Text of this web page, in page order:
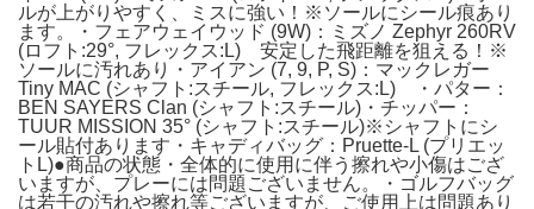
ルが上がりやすく、ミスに強い！※ソールにシール痕あり
ます。・フェアウェイウッド (9W)：ミズノ Zephyr 260RV
(ロフト:29°, フレックス:L) 安定した飛距離を狙える！※
ソールに汚れあり・アイアン (7, 9, P, S)：マックレガー
Tiny MAC (シャフト:スチール, フレックス:L) ・パター：
BEN SAYERS Clan (シャフト:スチール)・チッパー：
TUUR MISSION 35° (シャフト:スチール)※シャフトにシ
ール貼付あります・キャディバッグ：Pruette-L (プリエッ
トL)●商品の状態・全体的に使用に伴う擦れや小傷はござ
いますが、プレーには問題ございません。・ゴルフバッグ
は若干の汚れや擦れ等ございますが、ご使用上は問題あり